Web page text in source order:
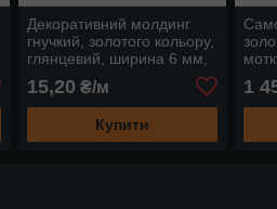
Декоративний молдинг
гнучкий, золотого кольору,
глянцевий, ширина 6 мм,
15,20 ₴/м
Купити
1